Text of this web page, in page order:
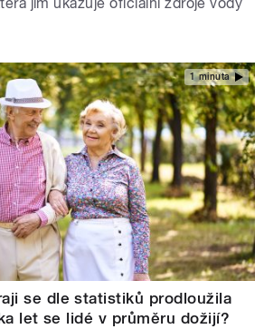
1 minuta
se dle statistiků prodloužila
let se lidé v průměru dožijí?